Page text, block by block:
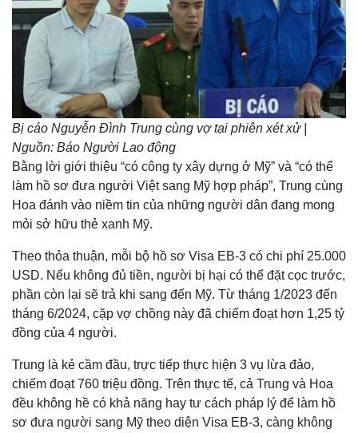
Bị cáo Nguyễn Đình Trung cùng vợ tại phiên xét xử |
Nguồn: Báo Người Lao động
Bằng lời giới thiệu “có công ty xây dựng ở Mỹ” và “có thể
làm hồ sơ đưa người Việt sang Mỹ hợp pháp”, Trung cùng
Hoa đánh vào niềm tin của những người dân đang mong
mỏi sở hữu thẻ xanh Mỹ.
Theo thỏa thuận, mỗi bộ hồ sơ Visa EB-3 có chi phí 25.000
USD. Nếu không đủ tiền, người bị hại có thể đặt cọc trước,
phần còn lại sẽ trả khi sang đến Mỹ. Từ tháng 1/2023 đến
tháng 6/2024, cặp vợ chồng này đã chiếm đoạt hơn 1,25 tỷ
đồng của 4 người.
Trung là kẻ cầm đầu, trực tiếp thực hiện 3 vụ lừa đảo,
chiếm đoạt 760 triệu đồng. Trên thực tế, cả Trung và Hoa
đều không hề có khả năng hay tư cách pháp lý để làm hồ
sơ đưa người sang Mỹ theo diện Visa EB-3, càng không